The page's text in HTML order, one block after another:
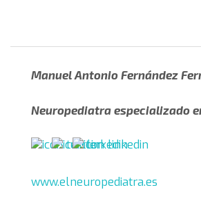
Manuel Antonio Fernández
Neuropediatra especializado
www.elneuropediatra.es